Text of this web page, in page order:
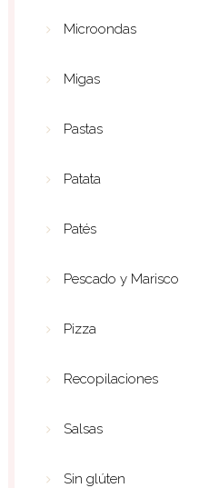
Microondas
Migas
Pastas
Patata
Patés
Pescado y Marisco
Pizza
Recopilaciones
Salsas
Sin glúten